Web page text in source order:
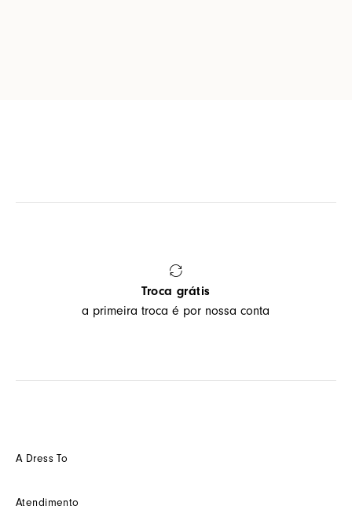
Troca grátis
a primeira troca é por nossa conta
A Dress To
Futuro
Atendimento